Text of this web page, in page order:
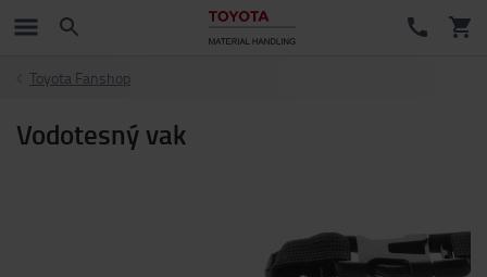
Toyota Fanshop
Vodotesný vak